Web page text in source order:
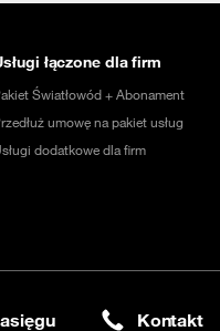
łączone dla firm
Światłowód + Abonament
umowę na pakiet usług
dodatkowe dla firm
Kontakt